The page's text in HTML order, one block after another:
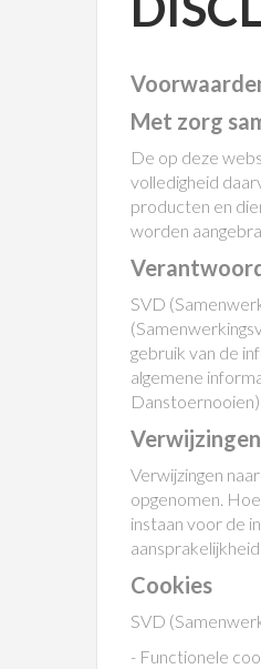
Met zorg
De op deze
volledigheid
producten en
worden
SVD
gebruik van de
algemene
Verwijzingen
opgenomen.
instaan voor de
Cookies
SVD
- Functionele